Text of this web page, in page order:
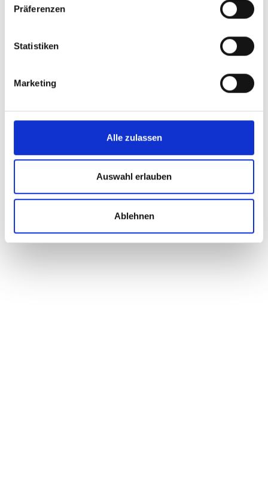
Präferenzen
Statistiken
Marketing
Alle zulassen
Auswahl erlauben
Ablehnen